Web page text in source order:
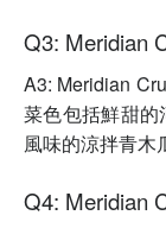
Q3: Meridian
A3: Meridian
菜色包括鮮甜
風味的涼拌青木
Q4: Meridian